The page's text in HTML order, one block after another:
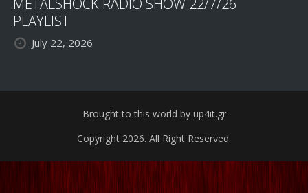
METALSHOCK RADIO SHOW 22/7/26
PLAYLIST
July 22, 2026
Brought to this world by up4it.gr
Copyright 2026. All Right Reserved.